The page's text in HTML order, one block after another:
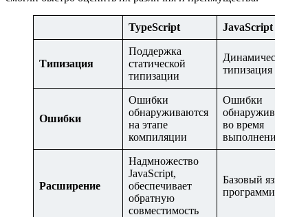
TypeScript JavaScript
Типизация
Поддержка
статической
типизации
Динамическая
типизация
Ошибки
Ошибки
обнаруживаются
на этапе
компиляции
Ошибки
обнаруживаются
во время
выполнения
Расширение
Надмножество
JavaScript,
обеспечивает
обратную
совместимость
Базовый язык